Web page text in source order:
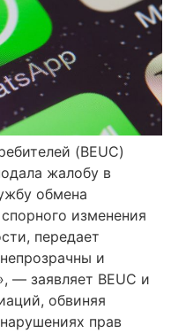
(BEUC)
жалобу в
обмена
изменения
передает
и
— заявляет BEUC и
обвиняя
прав